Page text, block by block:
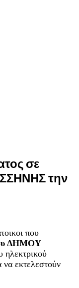
σε
την
που
ΔΗΜΟΥ
ηλεκτρικού
να εκτελεστούν